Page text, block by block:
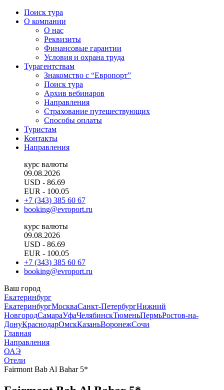
Поиск тура
О компании
О нас
Реквизиты
Финансовые гарантии
Условия и охрана труда
Турагентствам
Знакомство с “Европорт”
Поиск тура
Архив вебинаров
Направления
Страхование путешествующих
Способы оплаты
Туристам
Контакты
Направления
курс валюты
09.08.2026
USD - 86.69
EUR - 100.05
+7 (343) 385 60 67
booking@evroport.ru
курс валюты
09.08.2026
USD - 86.69
EUR - 100.05
+7 (343) 385 60 67
booking@evroport.ru
Ваш город
Екатеринбург
ЕкатеринбургМоскваСанкт-ПетербургНижний
НовгородСамараУфаЧелябинскТюменьПермьРостов-на-
ДонуКраснодарОмскКазаньВоронежСочи
Главная
Направления
ОАЭ
Отели
Fairmont Bab Al Bahar 5*